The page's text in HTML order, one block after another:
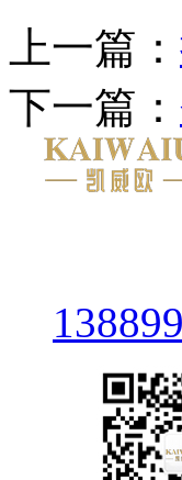
上一篇：
下一篇：